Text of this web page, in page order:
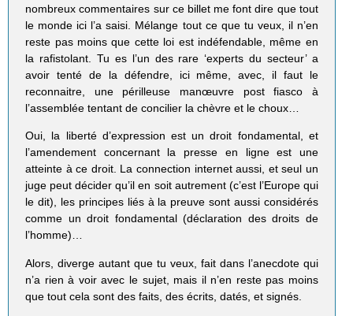
nombreux commentaires sur ce billet me font dire que tout
le monde ici l’a saisi. Mélange tout ce que tu veux, il n’en
reste pas moins que cette loi est indéfendable, même en
la rafistolant. Tu es l’un des rare ‘experts du secteur’ a
avoir tenté de la défendre, ici même, avec, il faut le
reconnaitre, une périlleuse manœuvre post fiasco à
l’assemblée tentant de concilier la chèvre et le choux…
Oui, la liberté d’expression est un droit fondamental, et
l’amendement concernant la presse en ligne est une
atteinte à ce droit. La connection internet aussi, et seul un
juge peut décider qu’il en soit autrement (c’est l’Europe qui
le dit), les principes liés à la preuve sont aussi considérés
comme un droit fondamental (déclaration des droits de
l’homme)…
Alors, diverge autant que tu veux, fait dans l’anecdote qui
n’a rien à voir avec le sujet, mais il n’en reste pas moins
que tout cela sont des faits, des écrits, datés, et signés.